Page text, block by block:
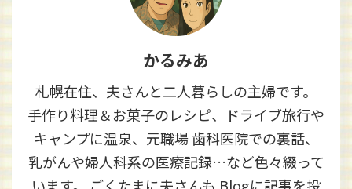
かるみあ
札幌在住、夫さんと二人暮らしの主婦です。
手作り料理＆お菓子のレシピ、ドライブ旅行や
キャンプに温泉、元職場 歯科医院での裏話、
乳がんや婦人科系の医療記録…など色々綴って
います。 ごくたまに夫さんも Blogに記事を投